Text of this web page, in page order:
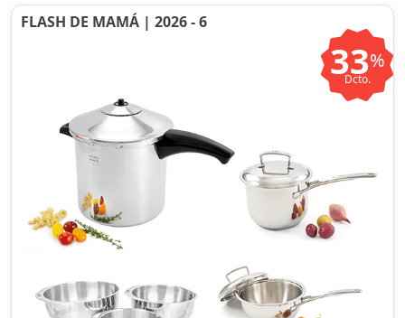
FLASH DE MAMÁ | 2026 - 6
33%
Dcto.